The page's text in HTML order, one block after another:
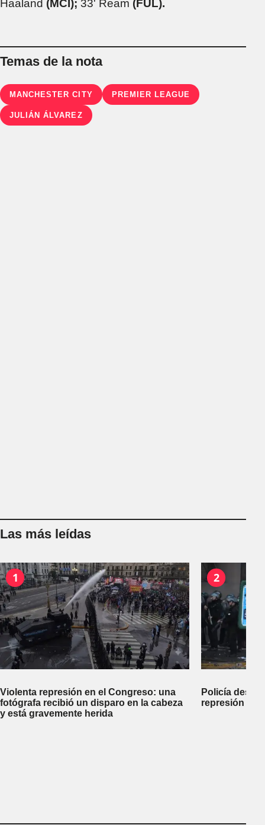
Haaland (MCI); 33' Ream (FUL).
Temas de la nota
MANCHESTER CITY PREMIER LEAGUE
JULIÁN ÁLVAREZ
Las más leídas
1
Violenta represión en el Congreso: una
fotógrafa recibió un disparo en la cabeza
y está gravemente herida
2
Policía
represión